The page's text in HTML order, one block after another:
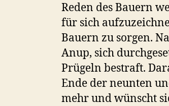
Reden des Bauern
für sich
Bauern zu sorgen.
Anup, sich
Prügeln bestraft.
Ende der neunten
mehr und wünscht